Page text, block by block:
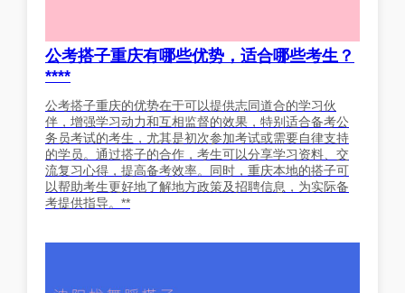
公考搭子重庆有哪些优势，适合哪些考生？
****
公考搭子重庆的优势在于可以提供志同道合的学习伙
伴，增强学习动力和互相监督的效果，特别适合备考公
务员考试的考生，尤其是初次参加考试或需要自律支持
的学员。通过搭子的合作，考生可以分享学习资料、交
流复习心得，提高备考效率。同时，重庆本地的搭子可
以帮助考生更好地了解地方政策及招聘信息，为实际备
考提供指导。**